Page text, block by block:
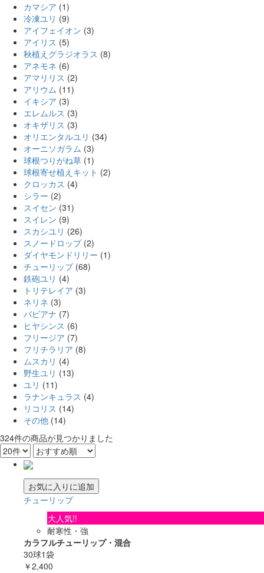
カマシア (1)
冷凍ユリ (9)
アイフェイオン (3)
アイリス (5)
秋植えグラジオラス (8)
アネモネ (6)
アマリリス (2)
アリウム (11)
イキシア (3)
エレムルス (3)
オキザリス (3)
オリエンタルユリ (34)
オーニソガラム (3)
球根つりがね草 (1)
球根寄せ植えキット (2)
クロッカス (4)
シラー (2)
スイセン (31)
スイレン (9)
スカシユリ (26)
スノードロップ (2)
ダイヤモンドリリー (1)
チューリップ (68)
鉄砲ユリ (4)
トリテレイア (3)
ネリネ (3)
バビアナ (7)
ヒヤシンス (6)
フリージア (7)
フリチラリア (8)
ムスカリ (4)
野生ユリ (13)
ユリ (11)
ラナンキュラス (4)
リコリス (14)
その他 (14)
324件の商品が見つかりました
お気に入りに追加
チューリップ
大人気!!
耐寒性・強
カラフルチューリップ・混合
30球1袋
￥2,400